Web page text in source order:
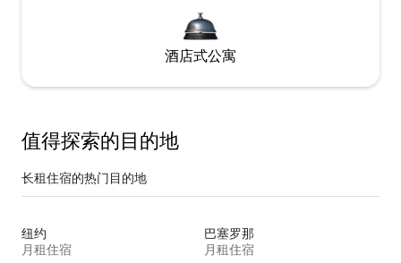
酒店式公寓
值得探索的目的地
长租住宿的热门目的地
纽约
月租住宿
巴塞罗那
月租住宿